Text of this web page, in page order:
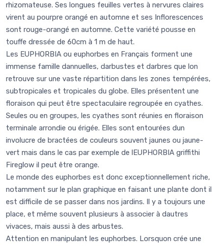
rhizomateuse. Ses longues feuilles vertes à nervures claires
virent au pourpre orangé en automne et ses Inflorescences
sont rouge-orangé en automne. Cette variété pousse en
touffe dressée de 60cm à 1 m de haut.
Les EUPHORBIA ou euphorbes en Français forment une
immense famille dannuelles, darbustes et darbres que lon
retrouve sur une vaste répartition dans les zones tempérées,
subtropicales et tropicales du globe. Elles présentent une
floraison qui peut être spectaculaire regroupée en cyathes.
Seules ou en groupes, les cyathes sont réunies en floraison
terminale arrondie ou érigée. Elles sont entourées dun
involucre de bractées de couleurs souvent jaunes ou jaune-
vert mais dans le cas par exemple de lEUPHORBIA griffithi
Fireglow il peut être orange.
Le monde des euphorbes est donc exceptionnellement riche,
notamment sur le plan graphique en faisant une plante dont il
est difficile de se passer dans nos jardins. Il y a toujours une
place, et même souvent plusieurs à associer à dautres
vivaces, mais aussi à des arbustes.
Attention en manipulant les euphorbes. Lorsquon crée une